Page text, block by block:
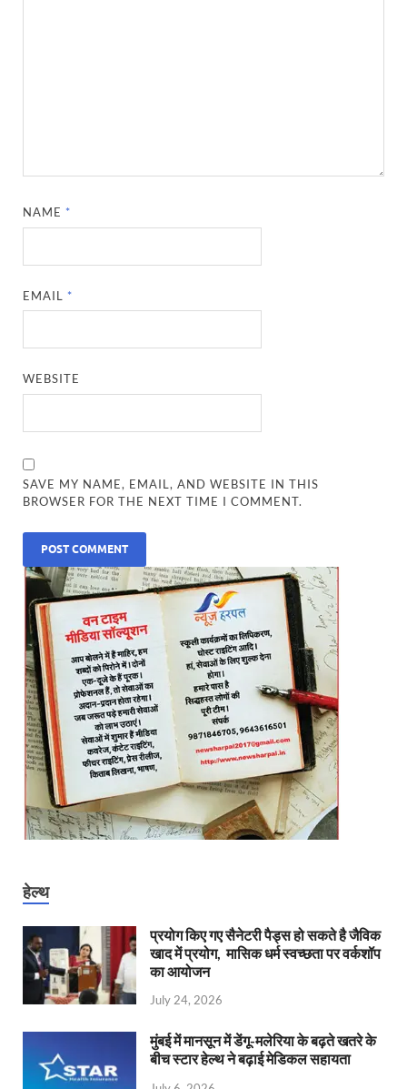
NAME *
EMAIL *
WEBSITE
SAVE MY NAME, EMAIL, AND WEBSITE IN THIS
BROWSER FOR THE NEXT TIME I COMMENT.
हेल्थ
प्रयोग किए गए सैनेटरी पैड्स हो सकते है जैविक
खाद में प्रयोग, मासिक धर्म स्वच्छता पर वर्कशॉप
का आयोजन
July 24, 2026
मुंबई में मानसून में डेंगू-मलेरिया के बढ़ते खतरे के
बीच स्टार हेल्थ ने बढ़ाई मेडिकल सहायता